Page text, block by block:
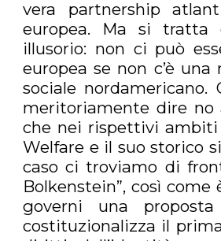
vera partnership
europea. Ma si tratta
illusorio: non ci può
europea se non c’è
sociale
meritoriamente dire no
che nei rispettivi
Welfare e il suo storico
caso ci troviamo di
Bolkenstein”, così
governi una
costituzionalizza il